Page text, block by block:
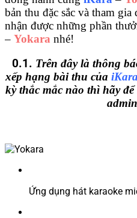
bản thu đặc sắc và tham
nhận được những phần
– Yokara nhé!
0.1. Trên đây là thông
xếp hạng bài thu của iKara
kỳ thắc mắc nào thì hãy
Ứng dụng hát karaoke